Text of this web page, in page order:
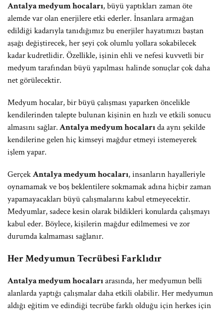
Antalya medyum hocaları, büyü yaptıkları zaman öte
alemde var olan enerjilere etki ederler. İnsanlara armağan
edildiği kadarıyla tanıdığımız bu enerjiler hayatımızı baştan
aşağı değiştirecek, her şeyi çok olumlu yollara sokabilecek
kadar kudretlidir. Özellikle, işinin ehli ve nefesi kuvvetli bir
medyum tarafından büyü yapılması halinde sonuçlar çok daha
net görülecektir.
Medyum hocalar, bir büyü çalışması yaparken öncelikle
kendilerinden talepte bulunan kişinin en hızlı ve etkili sonucu
almasını sağlar.Antalya medyum hocalarıda aynı şekilde
kendilerine gelen hiç kimseyi mağdur etmeyi istemeyerek
işlem yapar.
GerçekAntalya medyum hocaları, insanların hayalleriyle
oynamamak ve boş beklentilere sokmamak adına hiçbir zaman
yapamayacakları büyü çalışmalarını kabul etmeyecektir.
Medyumlar, sadece kesin olarak bildikleri konularda çalışmayı
kabul eder. Böylece, kişilerin mağdur edilmemesi ve zor
durumda kalmaması sağlanır.
Her Medyumun Tecrübesi Farklıdır
Antalya medyum hocalarıarasında, her medyumun belli
alanlarda yaptığı çalışmalar daha etkili olabilir. Her medyumun
aldığı eğitim ve edindiği tecrübe farklı olduğu için herkes için